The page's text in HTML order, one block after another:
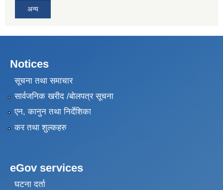
अन्य
Notices
सूचना तथा समाचार
सार्वजनिक खरीद /बोलपत्र सूचना
एन, कानुन तथा निर्देशिका
कर तथा शुल्कहरु
eGov services
घटना दर्ता